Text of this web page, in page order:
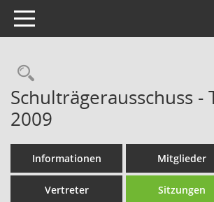
Toggle navigation
Rechercheauswahl
Schulträgerausschuss -
2009
Informationen Mitglieder
Vertreter Sitzungen